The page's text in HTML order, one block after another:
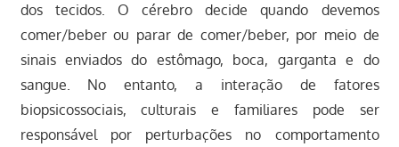
dos tecidos. O cérebro decide quando devemos
comer/beber ou parar de comer/beber, por meio de
sinais enviados do estômago, boca, garganta e do
sangue. No entanto, a interação de fatores
biopsicossociais, culturais e familiares pode ser
responsável por perturbações no comportamento